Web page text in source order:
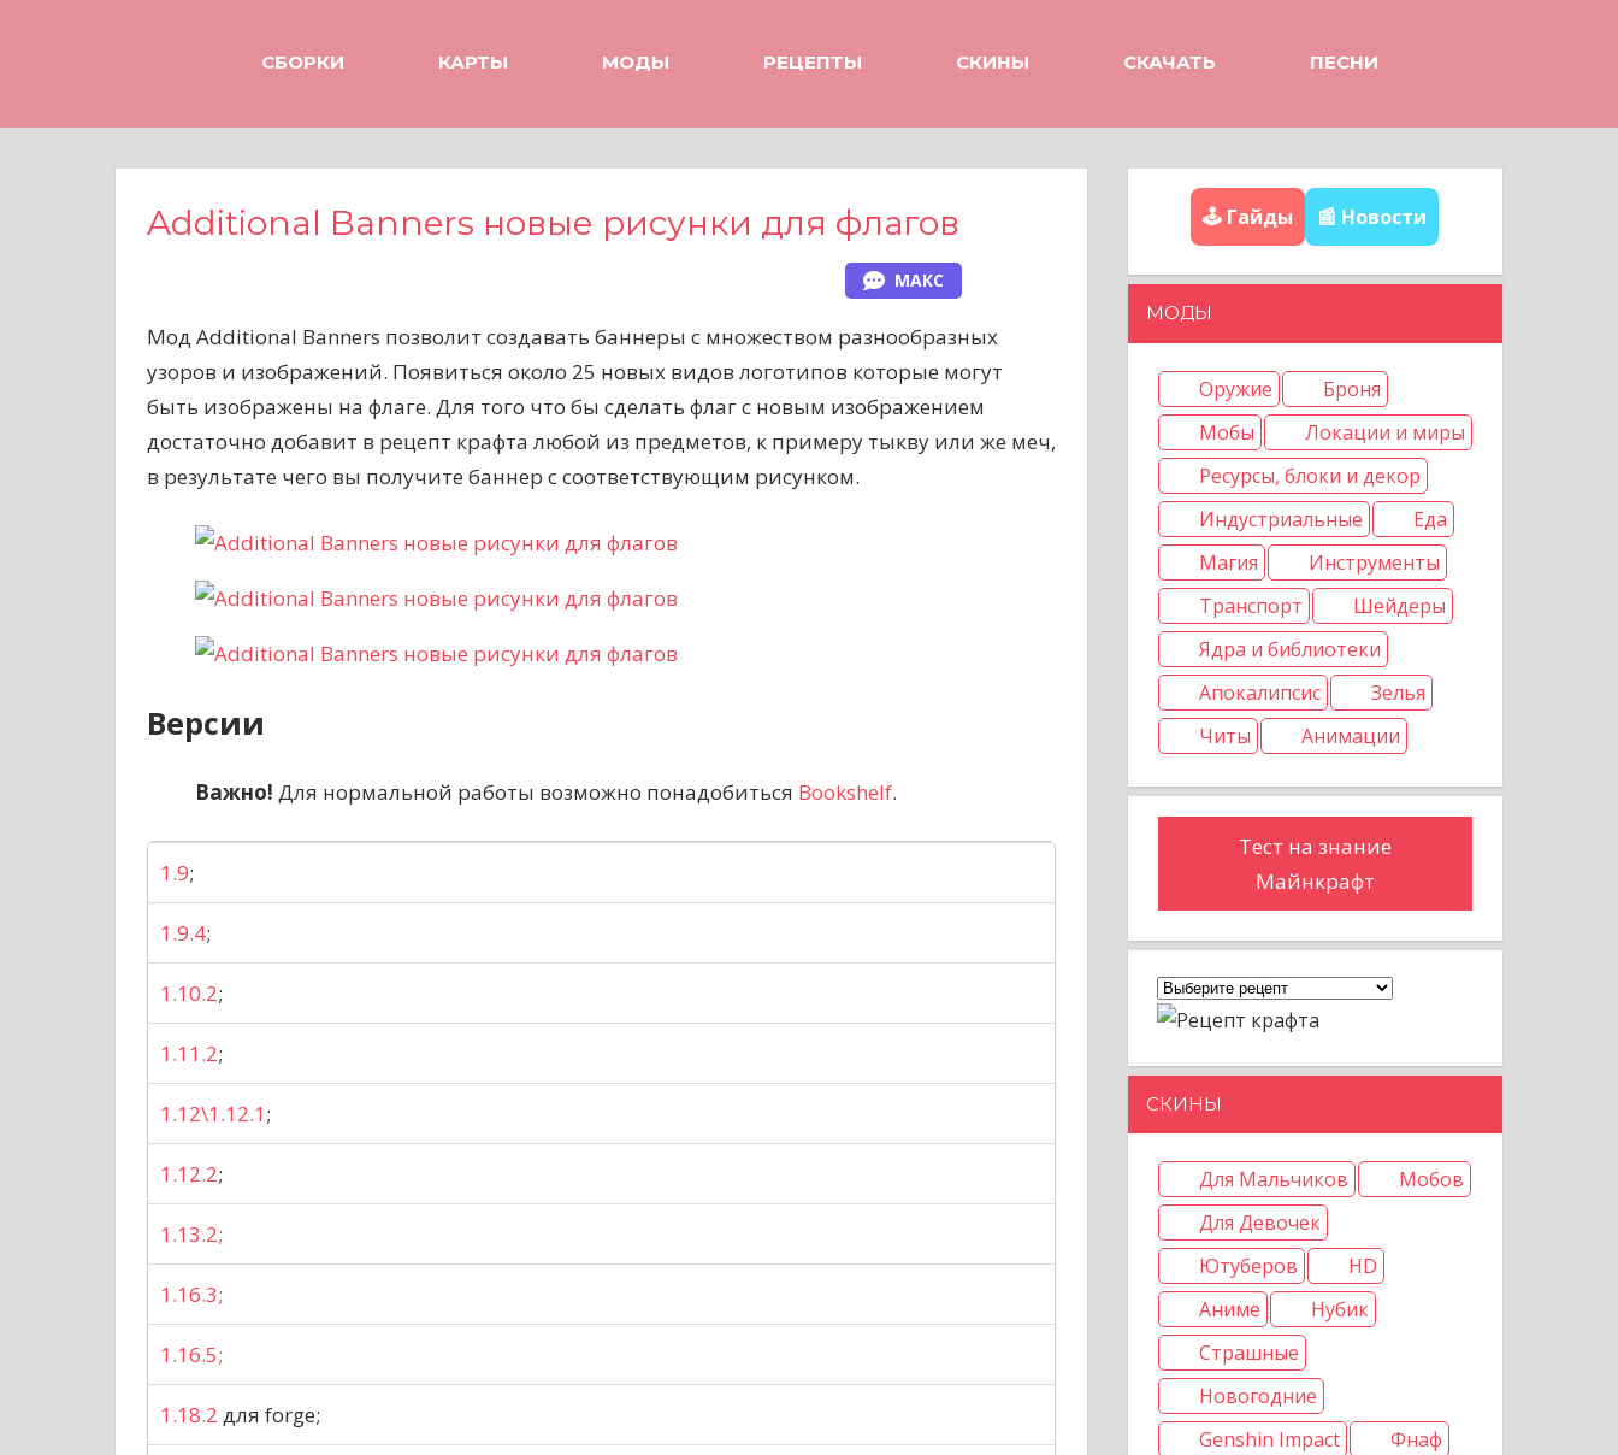
е
СБОРКИ КАРТЫ МОДЫ РЕЦЕПТЫ СКИНЫ СКАЧАТЬ ПЕСНИ
Additional Banners новые рисунки для флагов
МАКС
Мод Additional Banners позволит создавать баннеры с множеством разнообразных
узоров и изображений. Появиться около 25 новых видов логотипов которые могут
быть изображены на флаге. Для того что бы сделать флаг с новым изображением
достаточно добавит в рецепт крафта любой из предметов, к примеру тыкву или же меч,
в результате чего вы получите баннер с соответствующим рисунком.
Версии
Важно! Для нормальной работы возможно понадобиться Bookshelf.
1.9;
1.9.4;
1.10.2;
1.11.2;
1.12\1.12.1;
1.12.2;
1.13.2;
1.16.3;
1.16.5;
1.18.2 для forge;
🕹️ Гайды 📰 Новости
МОДЫ
Оружие
Броня
Мобы
Локации и миры
Ресурсы, блоки и декор
Индустриальные
Еда
Магия
Инструменты
Транспорт
Шейдеры
Ядра и библиотеки
Апокалипсис
Зелья
Читы
Анимации
Тест на знание
Майнкрафт
СКИНЫ
Для Мальчиков
Мобов
Для Девочек
Ютуберов
HD
Аниме
Нубик
Страшные
Новогодние
Genshin Impact
Фнаф